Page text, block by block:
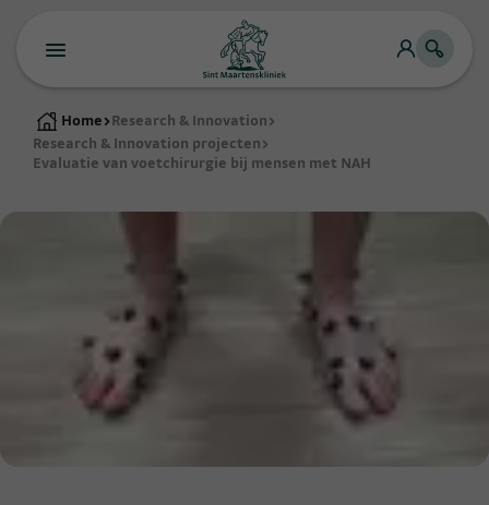
Home > Research & Innovation >
Research & Innovation projecten >
Evaluatie van voetchirurgie bij mensen met NAH